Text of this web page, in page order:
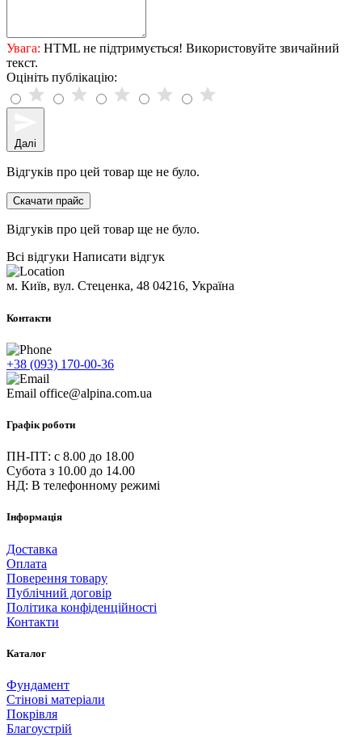
Увага: HTML не підтримується! Використовуйте звичайний
текст.
Оцініть публікацію:
Далі
Відгуків про цей товар ще не було.
Скачати прайс
Відгуків про цей товар ще не було.
Всі відгуки Написати відгук
м. Київ, вул. Стеценка, 48 04216, Україна
Контакти
+38 (093) 170-00-36
Email office@alpina.com.ua
Графік роботи
ПН-ПТ: c 8.00 до 18.00
Субота з 10.00 до 14.00
НД: В телефонному режимі
Інформація
Доставка
Оплата
Поверення товару
Публічний договір
Політика конфіденційності
Контакти
Каталог
Фундамент
Стінові матеріали
Покрівля
Благоустрій